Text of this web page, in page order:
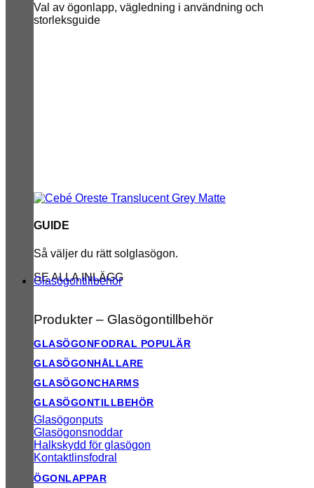
Val av ögonlapp, vägledning i användning och
storleksguide
GUIDE
Så väljer du rätt solglasögon.
SE ALLA INLÄGG
Glasögontillbehör
Produkter – Glasögontillbehör
GLASÖGONFODRAL
GLASÖGONHÅLLARE
GLASÖGONCHARMS
GLASÖGONTILLBEHÖR
Glasögonputs
Glasögonsnoddar
Halkskydd för glasögon
Kontaktlinsfodral
ÖGONLAPPAR